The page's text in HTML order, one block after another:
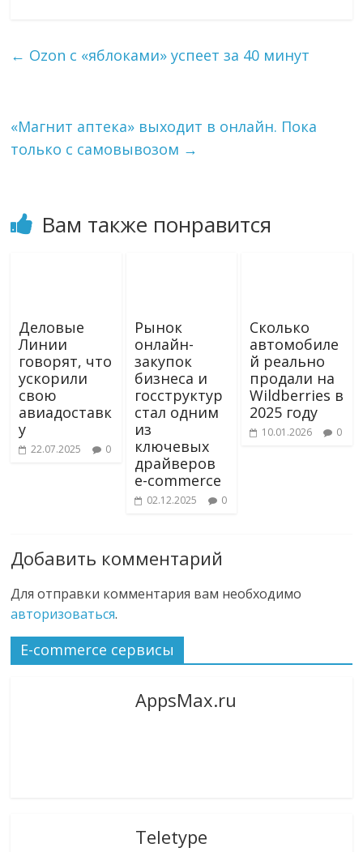
r
l
n
i
в
← Ozon c «яблоками» успеет за 40 минут
«Магнит аптека» выходит в онлайн. Пока
только с самовывозом →
Вам также понравится
Деловые
Линии
говорят, что
ускорили
свою
авиадоставк
у
22.07.2025 0
Рынок
онлайн-
закупок
бизнеса и
госструктур
стал одним
из
ключевых
драйверов
e-commerce
02.12.2025 0
Сколько
автомобиле
й реально
продали на
Wildberries в
2025 году
10.01.2026 0
Добавить комментарий
Для отправки комментария вам необходимо
авторизоваться.
E-commerce сервисы
AppsMax.ru
Teletype